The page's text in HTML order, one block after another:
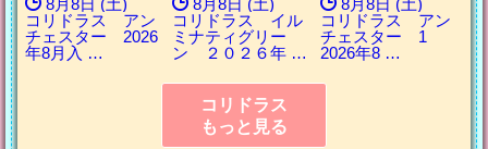
コリドラス アン
チェスター 2026
年8月入 …
コリドラス イル
ミナティグリー
ン ２０２６年 …
コリドラス アン
チェスター 1
2026年8 …
コリドラス
もっと見る